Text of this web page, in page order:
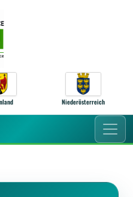
Niederösterreich